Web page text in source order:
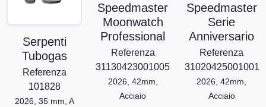
Serpenti
Tubogas
Referenza
101828
2026, 35 mm, A
Speedmaster
Moonwatch
Professional
Referenza
31130423001005
2026, 42mm,
Acciaio
Speedmaster
Serie
Anniversario
Referenza
31020425001001
2026, 42mm,
Acciaio